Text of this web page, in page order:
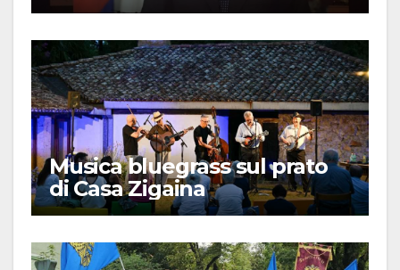
Musica bluegrass sul prato
di Casa Zigaina